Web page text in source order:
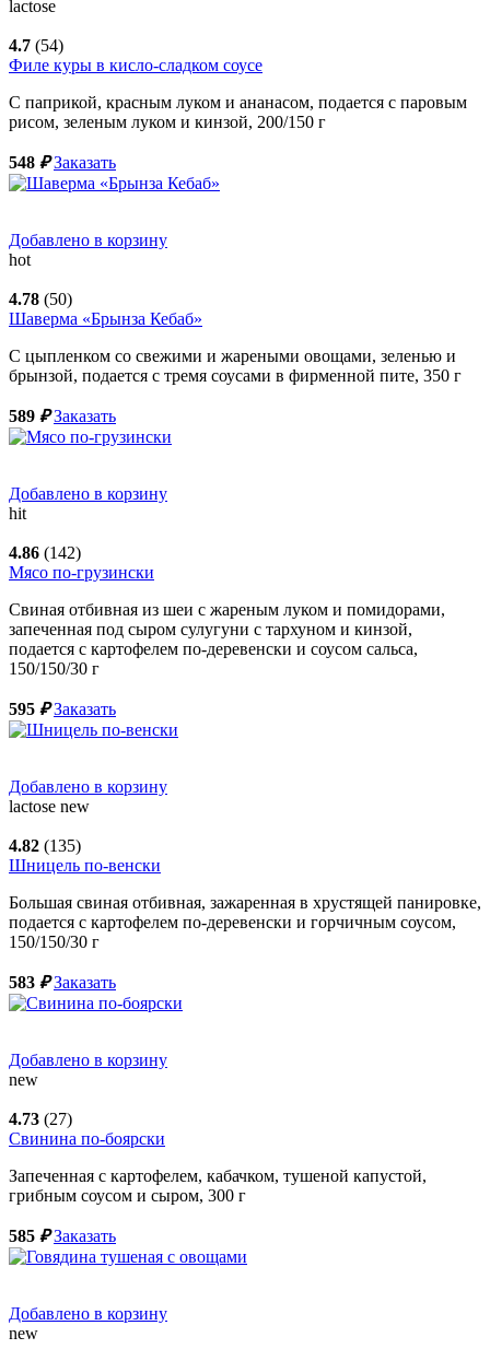
lactose
4.7 (54)
Филе куры в кисло-сладком соусе
С паприкой, красным луком и ананасом, подается с паровым
рисом, зеленым луком и кинзой, 200/150 г
548 ₽ Заказать
Добавлено в корзину
hot
4.78 (50)
Шаверма «Брынза Кебаб»
С цыпленком со свежими и жареными овощами, зеленью и
брынзой, подается с тремя соусами в фирменной пите, 350 г
589 ₽ Заказать
Добавлено в корзину
hit
4.86 (142)
Мясо по-грузински
Свиная отбивная из шеи с жареным луком и помидорами,
запеченная под сыром сулугуни с тархуном и кинзой,
подается с картофелем по-деревенски и соусом сальса,
150/150/30 г
595 ₽ Заказать
Добавлено в корзину
lactose new
4.82 (135)
Шницель по-венски
Большая свиная отбивная, зажаренная в хрустящей панировке,
подается с картофелем по-деревенски и горчичным соусом,
150/150/30 г
583 ₽ Заказать
Добавлено в корзину
new
4.73 (27)
Свинина по-боярски
Запеченная с картофелем, кабачком, тушеной капустой,
грибным соусом и сыром, 300 г
585 ₽ Заказать
Добавлено в корзину
new